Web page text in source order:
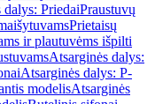
dalys: PriedaiPraustuvų
Prietaisų
ir plautuvėms išpilti
Atsarginės dalys:
Atsarginės dalys: P-
modelisAtsarginės